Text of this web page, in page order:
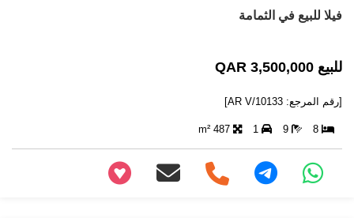
فيلا للبيع في الثمامة
للبيع 3,500,000 QAR
[رقم المرجع: AR V/10133]
8
9
1
487 m²